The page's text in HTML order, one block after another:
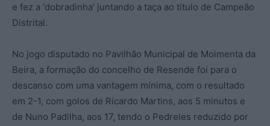
e fez a ‘dobradinha’ juntando a taça ao título de Campeão
Distrital.
No jogo disputado no Pavilhão Municipal de Moimenta da
Beira, a formação do concelho de Resende foi para o
descanso com uma vantagem mínima, com o resultado
em 2-1, com golos de Ricardo Martins, aos 5 minutos e
de Nuno Padilha, aos 17, tendo o Pedreles reduzido por